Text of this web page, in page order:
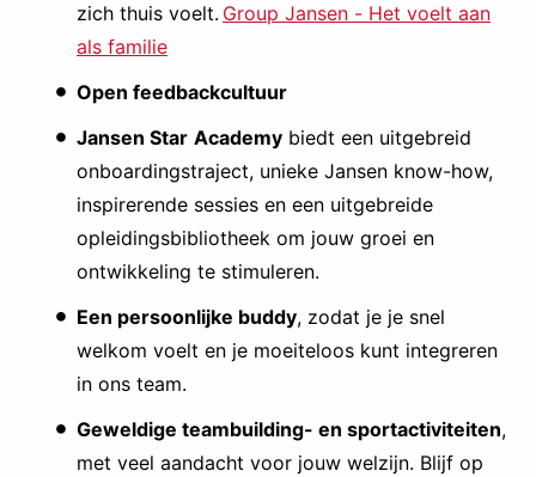
zich thuis voelt. Group Jansen - Het voelt aan
als familie
Open feedbackcultuur
Jansen Star Academy biedt een uitgebreid
onboardingstraject, unieke Jansen know-how,
inspirerende sessies en een uitgebreide
opleidingsbibliotheek om jouw groei en
ontwikkeling te stimuleren.
Een persoonlijke buddy, zodat je je snel
welkom voelt en je moeiteloos kunt integreren
in ons team.
Geweldige teambuilding- en sportactiviteiten,
met veel aandacht voor jouw welzijn. Blijf op